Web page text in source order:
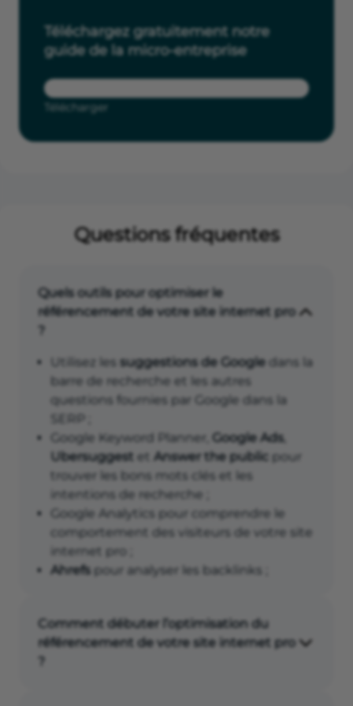
Téléchargez gratuitement notre
guide de la micro-entreprise
Télécharger
Questions fréquentes
Quels outils pour optimiser le
référencement de votre site internet pro
?
Utilisez les suggestions de Google dans la
barre de recherche et les autres
questions fournies par Google dans la
Google Keyword Planner, Google Ads,
Ubersuggest et Answer the public pour
trouver les bons mots clés et les
intentions de recherche ;
Google Analytics pour comprendre le
comportement des visiteurs de votre site
internet pro ;
Ahrefs pour analyser les backlinks ;
Dareboostet GTmetrix pour la
performance de votre site.
Comment débuter l’optimisation du
référencement de votre site internet pro
?